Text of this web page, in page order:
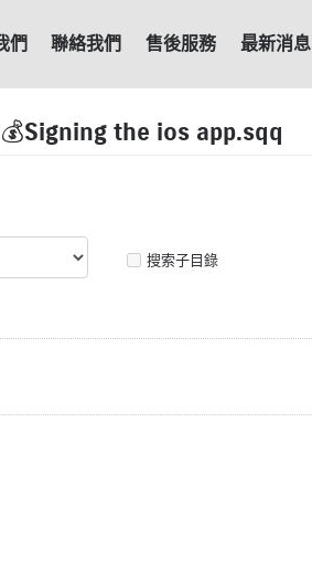
們 聯絡我們 售後服務 最新消息
the ios app.sqq
搜索子目錄